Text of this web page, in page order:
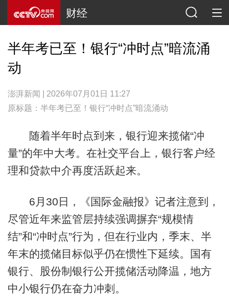
财经
半年考已至！银行“冲时点”暗流涌
动
澎湃新闻 | 2026年07月01日 11:27
原标题：半年考已至！银行“冲时点”暗流涌动
随着半年时点到来，银行迎来揽储“冲
量”的年中大考。在社交平台上，银行客户经
理和贷款中介再度活跃起来。
6月30日，《国际金融报》记者注意到，
尽管近年来监管层持续强调摒弃“规模情
结”和“冲时点”行为，但在行业内，季末、半
年末的揽储目标似乎仍在惯性下延续。国有
银行、股份制银行公开揽储活动降温，地方
中小银行仍在奋力冲刺。